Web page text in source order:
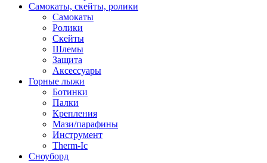
Самокаты, скейты, ролики
Самокаты
Ролики
Скейты
Шлемы
Защита
Аксессуары
Горные лыжи
Ботинки
Палки
Крепления
Мази/парафины
Инструмент
Therm-Ic
Сноуборд